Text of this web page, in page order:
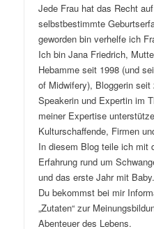
Jede Frau hat das Recht
selbstbestimmte
geworden bin verhelfe ich
Ich bin Jana Friedrich,
Hebamme seit 1998 (und
of Midwifery), Bloggerin
Speakerin und Expertin im
meiner Expertise
Kulturschaffende, Firmen
In diesem Blog teile ich mit
Erfahrung rund um
und das erste Jahr mit Baby.
Du bekommst bei mir
„Zutaten“ zur
Abenteuer des Lebens.